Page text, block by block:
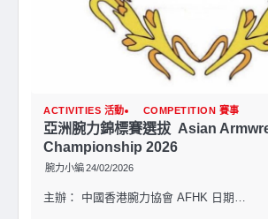
ACTIVITIES 活動 COMPETITION 賽事
亞洲腕⼒錦標賽選拔 Asian
Championship 2026
腕力小編24/02/2026
主辦： 中國香港腕⼒協會 AFHK ⽇期…